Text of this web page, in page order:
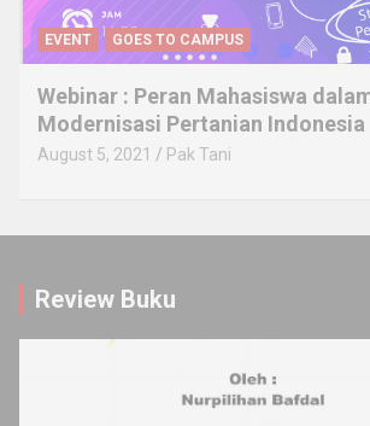
EVENT GOES TO CAMPUS
Webinar : Peran Mahasiswa
Modernisasi Pertanian Indonesia
August 5, 2021 Pak Tani
Review Buku